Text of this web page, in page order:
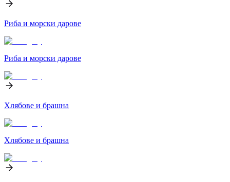
Риба и морски дарове
Риба и морски дарове
Хлябове и брашна
Хлябове и брашна